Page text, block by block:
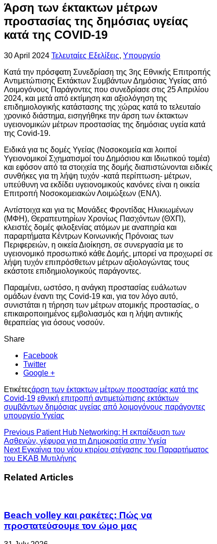
Άρση των έκτακτων μέτρων
προστασίας της δημόσιας υγείας
κατά της COVID-19
30 April 2024 Τελευταίες Εξελίξεις, Υπουργείο
Κατά την πρόσφατη Συνεδρίαση της 3ης Εθνικής Επιτροπής
Αντιμετώπισης Εκτάκτων Συμβάντων Δημόσιας Υγείας από
Λοιμογόνους Παράγοντες που συνεδρίασε στις 25 Απριλίου
2024, και μετά από εκτίμηση και αξιολόγηση της
επιδημιολογικής κατάστασης της χώρας κατά το τελευταίο
χρονικό διάστημα, εισηγήθηκε την άρση των έκτακτων
υγειονομικών μέτρων προστασίας της δημόσιας υγεία κατά
της Covid-19.
Ειδικά για τις δομές Υγείας (Νοσοκομεία και λοιποί
Υγειονομικοί Σχηματισμοί του Δημόσιου και Ιδιωτικού τομέα)
και εφόσον από τα στοιχεία της δομής διαπιστώνονται ειδικές
συνθήκες για τη λήψη τυχόν -κατά περίπτωση- μέτρων,
υπεύθυνη να εκδίδει υγειονομικούς κανόνες είναι η οικεία
Επιτροπή Νοσοκομειακών Λοιμώξεων (ΕΝΛ).
Αντίστοιχα και για τις Μονάδες Φροντίδας Ηλικιωμένων
(ΜΦΗ), Θεραπευτηρίων Χρονίως Πασχόντων (ΘΧΠ),
κλειστές δομές φιλοξενίας ατόμων με αναπηρία και
παραρτήματα Κέντρων Κοινωνικής Πρόνοιας των
Περιφερειών, η οικεία Διοίκηση, σε συνεργασία με το
υγειονομικό προσωπικό κάθε Δομής, μπορεί να προχωρεί σε
λήψη τυχόν επιπρόσθετων μέτρων αξιολογώντας τους
εκάστοτε επιδημιολογικούς παράγοντες.
Παραμένει, ωστόσο, η ανάγκη προστασίας ευάλωτων
ομάδων έναντι της Covid-19 και, για τον λόγο αυτό,
συνιστάται η τήρηση των μέτρων ατομικής προστασίας, ο
επικαιροποιημένος εμβολιασμός και η λήψη αντιικής
θεραπείας για όσους νοσούν.
Share
Facebook
Twitter
Google +
Ετικέτεςάρση των έκτακτων μέτρων προστασίας κατά της
Covid-19 εθνική επιτροπή αντιμετώπισης εκτάκτων
συμβάντων δημόσιας υγείας από λοιμογόνους παράγοντες
υπουργείο Υγείας
Previous Patient Hub Networking: Η εκπαίδευση των
Ασθενών, γέφυρα για τη Δημοκρατία στην Υγεία
NextΕγκαίνια του νέου κτιρίου στέγασης του Παραρτήματος
του ΕΚΑΒ Μυτιλήνης
Related Articles
Beach volley και ρακέτες: Πώς να
προστατεύσουμε τον ώμο μας